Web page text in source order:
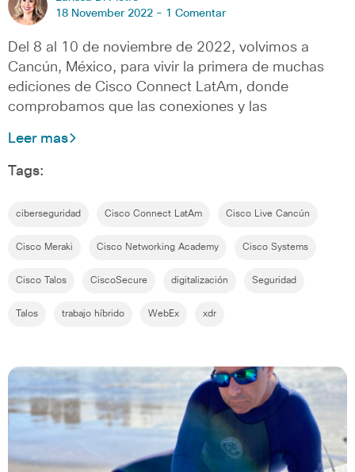
18 November 2022 - 1 Comentar
Del 8 al 10 de noviembre de 2022, volvimos a
Cancún, México, para vivir la primera de muchas
ediciones de Cisco Connect LatAm, donde
comprobamos que las conexiones y las
Leer mas
Tags:
ciberseguridad Cisco Connect LatAm Cisco Live Cancún
Cisco Meraki Cisco Networking Academy Cisco Systems
Cisco Talos CiscoSecure digitalización Seguridad
Talos trabajo híbrido WebEx xdr